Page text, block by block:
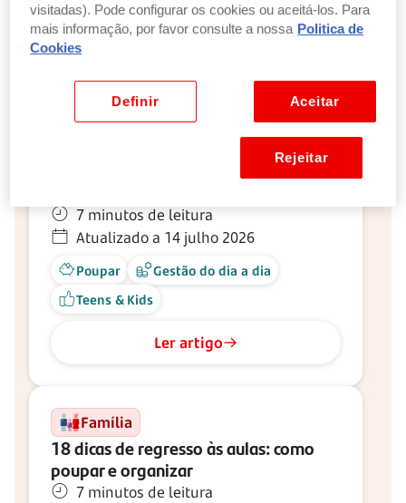
Atualizado a 14 julho 2026
Saúde
Ler artigo
7 minutos de leitura
Atualizado a 14 julho 2026
Poupar
Gestão do dia a dia
Teens & Kids
Ler artigo
Família
18 dicas de regresso às aulas: como
poupar e organizar
7 minutos de leitura
visitadas). Pode configurar os cookies ou aceitá-los. Para
mais informação, por favor consulte a nossa Politica de
Cookies
Aceitar
Definir
Rejeitar